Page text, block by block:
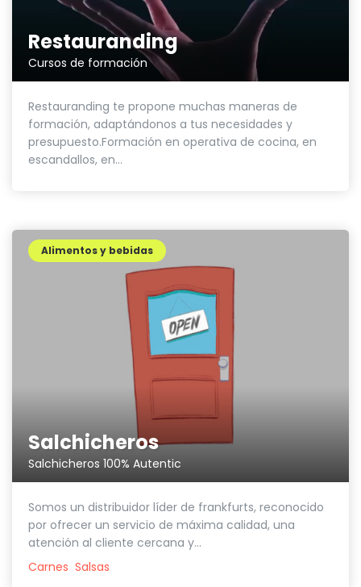
Restauranding
Cursos de formación
Restauranding te propone muchas maneras de
formación, adaptándonos a tus necesidades y
presupuesto.Formación en operativa de cocina, en
escandallos, en...
Salchicheros
Salchicheros 100% Autentic
Alimentos y bebidas
Somos un distribuidor líder de frankfurts, reconocido
por ofrecer un servicio de máxima calidad, una
atención al cliente cercana y...
Carnes Salsas